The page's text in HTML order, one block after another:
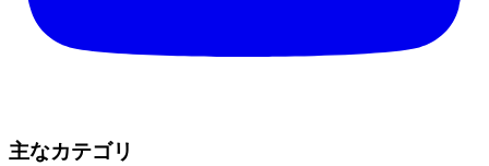
主なカテゴリ